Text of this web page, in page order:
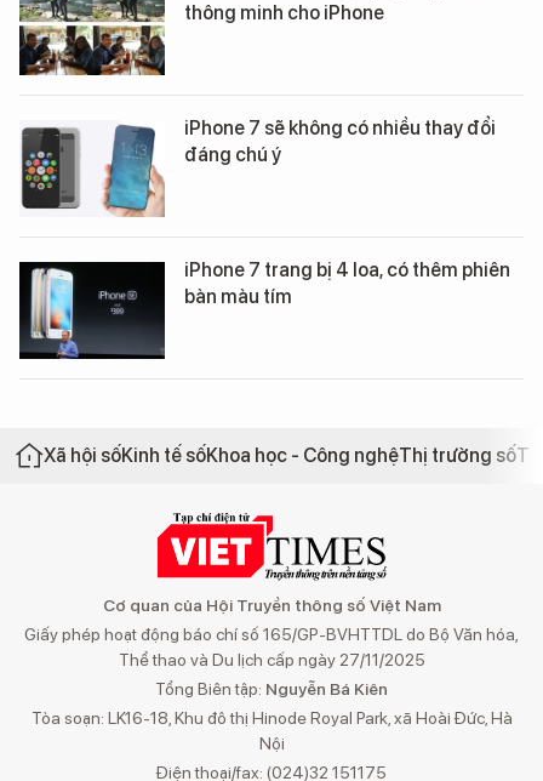
thông minh cho iPhone
iPhone 7 sẽ không có nhiều thay đổi
đáng chú ý
iPhone 7 trang bị 4 loa, có thêm phiên
bàn màu tím
Xã hội sốKinh tế sốKhoa học - Công nghệThị trường số
Cơ quan của Hội Truyền thông số Việt Nam
Giấy phép hoạt động báo chí số 165/GP-BVHTTDL do Bộ Văn hóa,
Thể thao và Du lịch cấp ngày 27/11/2025
Tổng Biên tập: Nguyễn Bá Kiên
Tòa soạn: LK16-18, Khu đô thị Hinode Royal Park, xã Hoài Đức, Hà
Nội
Điện thoại/fax: (024)32 151175